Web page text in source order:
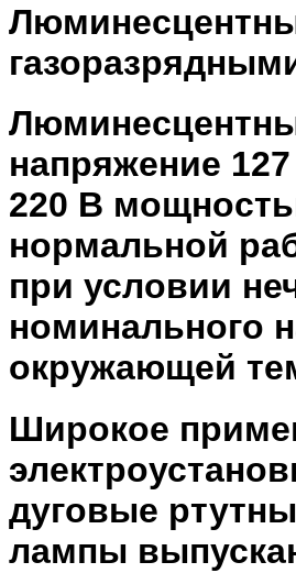
напряжение
220 В
нормальной
при условии
номинального
окружающей
Широкое
дуговые
лампы